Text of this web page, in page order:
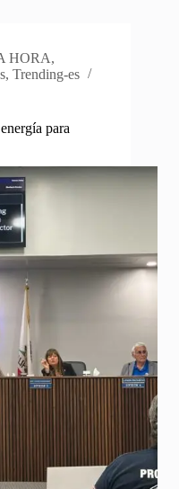
HORA,
, Trending-es
para